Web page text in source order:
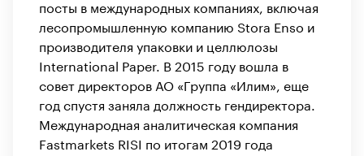
посты в международных компаниях, включая
лесопромышленную компанию Stora Enso и
производителя упаковки и целлюлозы
International Paper. В 2015 году вошла в
совет директоров АО «Группа «Илим», еще
год спустя заняла должность гендиректора.
Международная аналитическая компания
Fastmarkets RISI по итогам 2019 года